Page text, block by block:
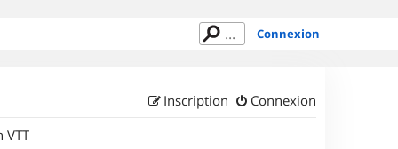
Connexion
Connexion
Inscription
VTT